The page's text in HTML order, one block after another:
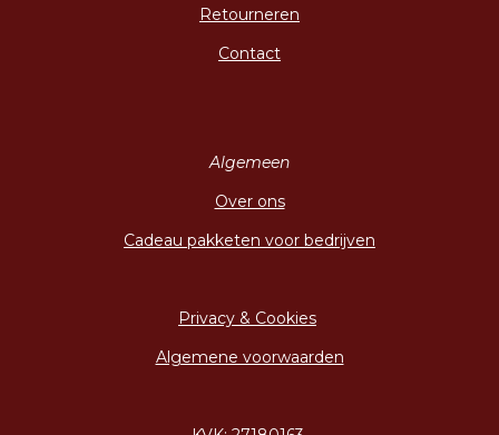
Retourneren
Contact
Algemeen
Over ons
Cadeau pakketen voor bedrijven
Privacy & Cookies
Algemene voorwaarden